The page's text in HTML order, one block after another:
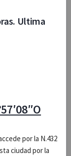
Ultima
por la N.432
ciudad por la